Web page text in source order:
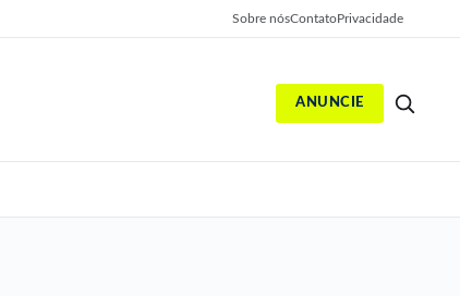
Sobre nósContatoPrivacidade
ANUNCIE